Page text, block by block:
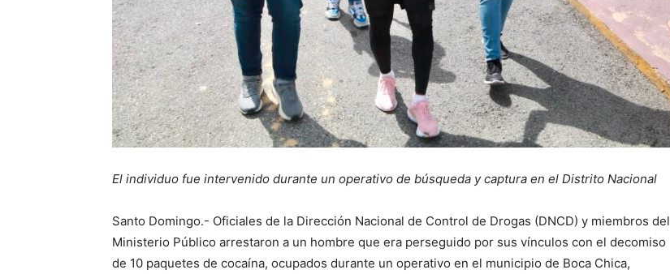
El individuo fue intervenido durante un operativo de búsqueda y captura en el Distrito Nacional
Santo Domingo.- Oficiales de la Dirección Nacional de Control de Drogas (DNCD) y miembros del
Ministerio Público arrestaron a un hombre que era perseguido por sus vínculos con el decomiso
de 10 paquetes de cocaína, ocupados durante un operativo en el municipio de Boca Chica,